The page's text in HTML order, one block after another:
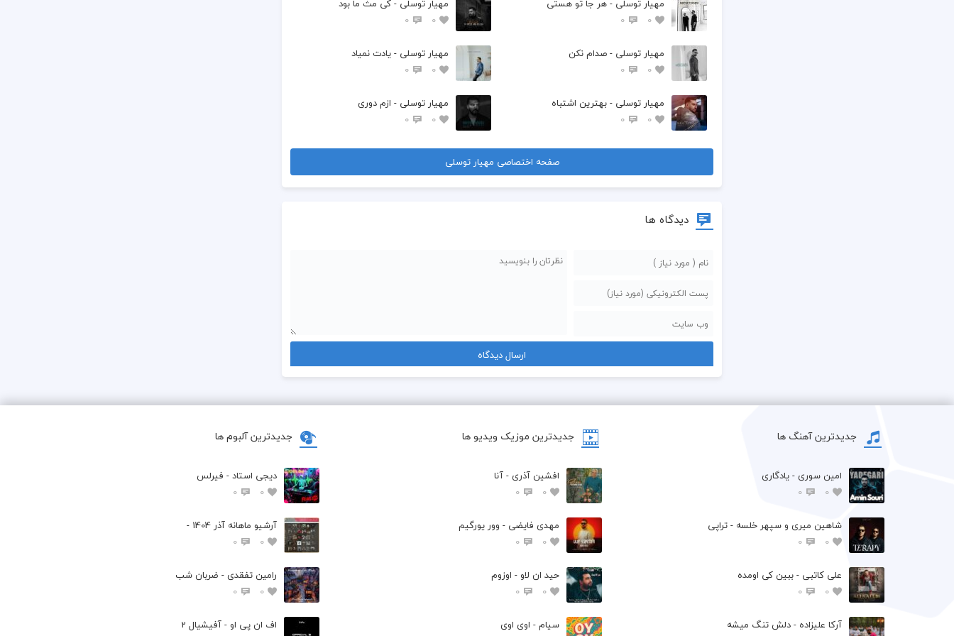
  سیاه شبت
مهیار توسلی - هر جا تو هستی
0
0
مهیار توسلی - کی مث ما بود
0
0
مهیار توسلی - صدام نکن
0
0
مهیار توسلی - یادت نمیاد
0
0
مهیار توسلی - بهترین اشتباه
0
0
مهیار توسلی - ازم دوری
0
0
صفحه اختصاصی مهیار توسلی
دیدگاه ها
جدیدترین آهنگ ها
امین سوری - یادگاری
0
0
شاهین میری و سپهر خلسه - تراپی
0
0
علی کاتبی - ببین کی اومده
0
0
آرکا علیزاده - دلش تنگ میشه
جدیدترین موزیک ویدیو ها
افشین آذری - آنا
0
0
مهدی فایضی - وور یورگیم
0
0
حید ان لاو - اوزوم
0
0
سیام - اوی اوی
جدیدترین آلبوم ها
دیجی استاد - فیرلس
0
0
آرشیو ماهانه آذر 1404 -
0
0
رامین تفقدی - ضربان شب
0
0
اف ان پی او - آفیشیال 2